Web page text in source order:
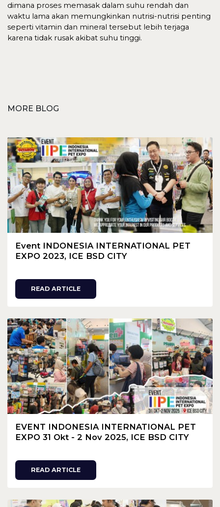
dimana proses memasak dalam suhu rendah dan
waktu lama akan memungkinkan nutrisi-nutrisi penting
seperti vitamin dan mineral tersebut lebih terjaga
karena tidak rusak akibat suhu tinggi.
MORE BLOG
Event INDONESIA INTERNATIONAL PET
EXPO 2023, ICE BSD CITY
READ ARTICLE
EVENT INDONESIA INTERNATIONAL PET
EXPO 31 Okt - 2 Nov 2025, ICE BSD CITY
READ ARTICLE